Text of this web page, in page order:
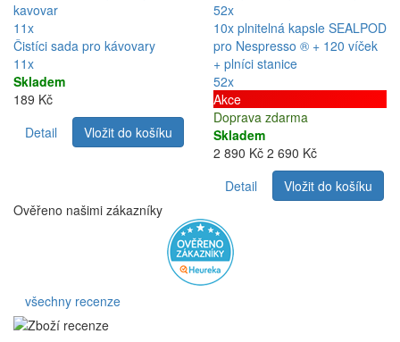
11x
Čistíci sada pro kávovary
11x
Skladem
189 Kč
Detail
Vložit do košíku
52x
10x plnitelná kapsle SEALPOD
pro Nespresso ® + 120 víček
+ plníci stanice
52x
Akce
Doprava zdarma
Skladem
2 890 Kč 2 690 Kč
Detail
Vložit do košíku
Ověřeno našimi zákazníky
všechny recenze